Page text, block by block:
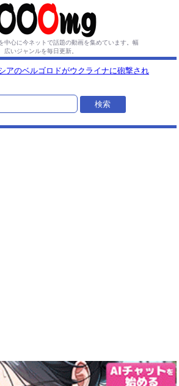
中心に今ネットで話題の動画を集めています。 幅
広いジャンルを毎日更新。
アのベルゴロドがウクライナに砲撃され